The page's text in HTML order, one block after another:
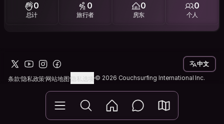
0
总计
0
旅行者
0
房东
0
个人
条款隐私政策网站地图隐私选项© 2026 Couchsurfing International Inc.
中文